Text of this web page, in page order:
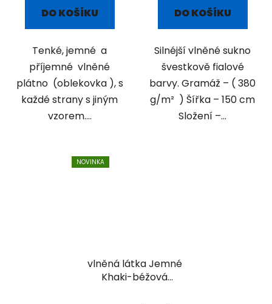
DO KOŠÍKU
Tenké, jemné a
příjemné vlněné
plátno (oblekovka ), s
každé strany s jiným
vzorem....
DO KOŠÍKU
Silnéjší vlněné sukno
švestkově fialové
barvy. Gramáž – ( 380
g/m² ) Šířka – 150 cm
Složení –...
NOVINKA
vlněná látka Jemné
Khaki-béžová